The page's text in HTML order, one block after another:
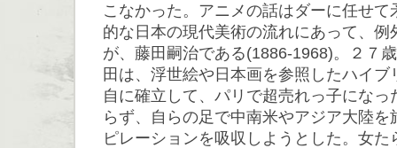
こなかった。アニメの話はダーに任せ
的な日本の現代美術の流れにあって、例
が、藤田嗣治である(1886-1968)。２７
田は、浮世絵や日本画を参照したハイ
自に確立して、パリで超売れっ子にな
らず、自らの足で中南米やアジア大陸
ピレーションを吸収しようとした。女